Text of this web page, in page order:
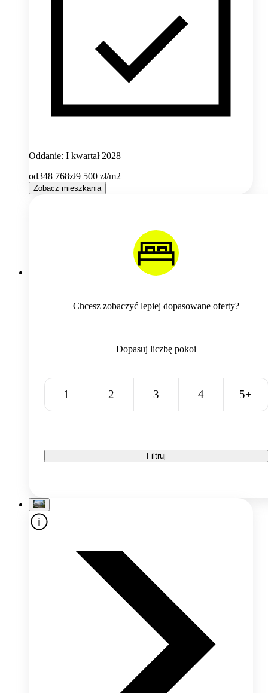
Oddanie: I kwartał 2028
od348 768zł9 500 zł/m2
Zobacz mieszkania
Chcesz zobaczyć lepiej dopasowane oferty?
Dopasuj liczbę pokoi
1 2 3 4 5+
Filtruj